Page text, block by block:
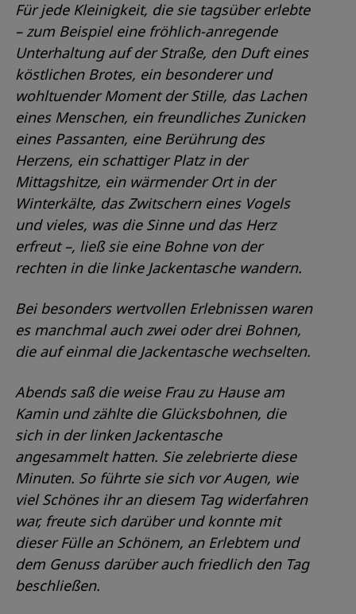
Für jede Kleinigkeit, die sie tagsüber erlebte
– zum Beispiel eine fröhlich-anregende
Unterhaltung auf der Straße, den Duft eines
köstlichen Brotes, ein besonderer und
wohltuender Moment der Stille, das Lachen
eines Menschen, ein freundliches Zunicken
eines Passanten, eine Berührung des
Herzens, ein schattiger Platz in der
Mittagshitze, ein wärmender Ort in der
Winterkälte, das Zwitschern eines Vogels
und vieles, was die Sinne und das Herz
erfreut –, ließ sie eine Bohne von der
rechten in die linke Jackentasche wandern.
Bei besonders wertvollen Erlebnissen waren
es manchmal auch zwei oder drei Bohnen,
die auf einmal die Jackentasche wechselten.
Abends saß die weise Frau zu Hause am
Kamin und zählte die Glücksbohnen, die
sich in der linken Jackentasche
angesammelt hatten. Sie zelebrierte diese
Minuten. So führte sie sich vor Augen, wie
viel Schönes ihr an diesem Tag widerfahren
war, freute sich darüber und konnte mit
dieser Fülle an Schönem, an Erlebtem und
dem Genuss darüber auch friedlich den Tag
beschließen.